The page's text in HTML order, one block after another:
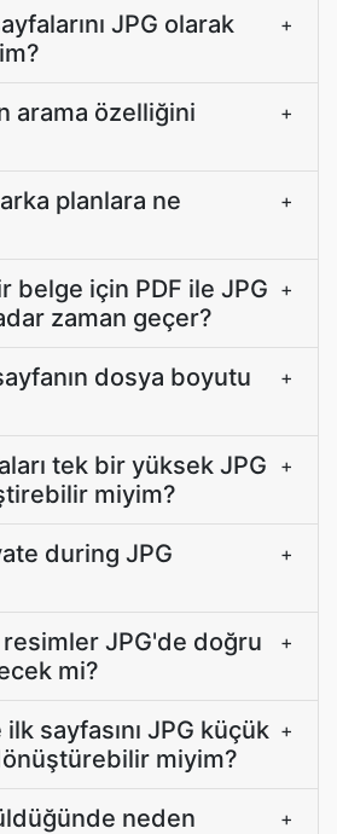
JPG olarak
+
arama özelliğini
+
planlara ne
+
belge için PDF ile JPG
zaman geçer?
+
dosya boyutu
+
tek bir yüksek JPG
miyim?
+
during JPG
+
JPG'de doğru
mi?
+
ilk sayfasını JPG küçük
miyim?
+
neden
+